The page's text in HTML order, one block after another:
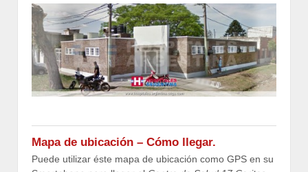
Mapa de ubicación – Cómo llegar.
Puede utilizar éste mapa de ubicación como GPS en su